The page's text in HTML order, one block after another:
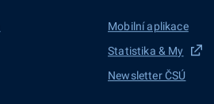
Mobilní aplikace
Statistika & My
Newsletter ČSÚ